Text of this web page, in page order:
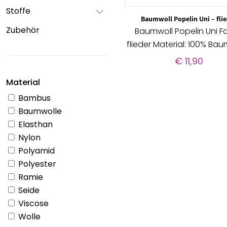
Stoffe
Zubehör
Material
Bambus
Baumwolle
Elasthan
Nylon
Polyamid
Polyester
Ramie
Seide
Viscose
Wolle
Baumwoll Popelin Uni –
Baumwoll Popelin Uni
flieder Material: 100%
€11,90